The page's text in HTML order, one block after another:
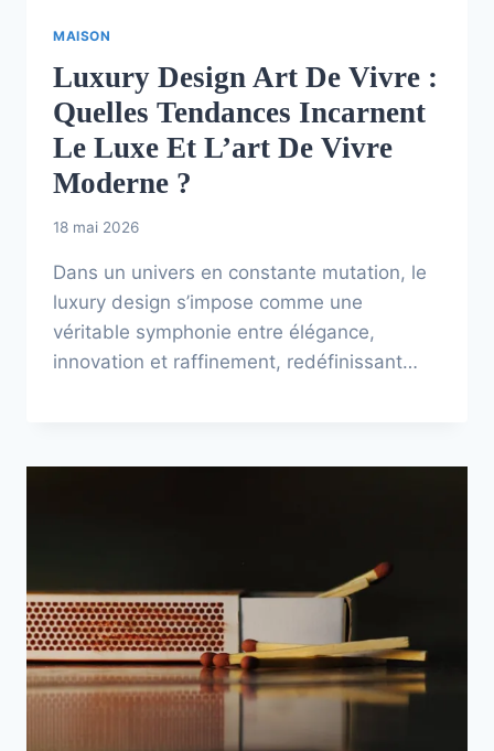
MAISON
Luxury Design Art De Vivre :
Quelles Tendances Incarnent
Le Luxe Et L’art De Vivre
Moderne ?
18 mai 2026
Dans un univers en constante mutation, le
luxury design s’impose comme une
véritable symphonie entre élégance,
innovation et raffinement, redéfinissant…